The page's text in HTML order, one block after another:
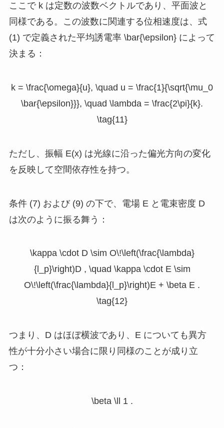
ここで kは定数の波数ベクトルであり、平面波と
同様である。この波数に関連する位相速度は、式
(1) で定義された平均誘電率 \bar{\epsilon}によって
決まる：
k = \frac{\omega}{u}, \quad u = \frac{1}{\sqrt{\mu_0
\bar{\epsilon}}}, \quad \lambda = \frac{2\pi}{k}.
\tag{11}
ただし、振幅 E(x) は光線に沿った偏光方向の変化
を反映して空間依存性を持つ。
条件 (7) および (9) の下で、電場 E と電束密度 D
は次のように振る舞う：
\kappa \cdot D \sim O\!\left(\frac{\lambda}
{l_p}\right)D , \quad \kappa \cdot E \sim
O\!\left(\frac{\lambda}{l_p}\right)E + \beta E .
\tag{12}
つまり、 D はほぼ横波であり、 Eについても異方
性が十分小さい場合に限り同様のことが成り立
つ：
\beta \ll 1 .